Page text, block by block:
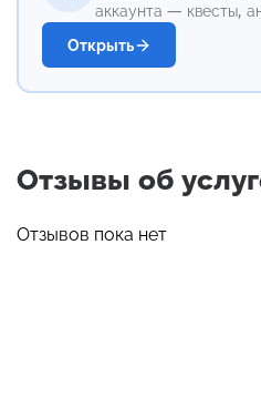
аккаунта — квесты,
Открыть
Отзывы об
Отзывов пока нет